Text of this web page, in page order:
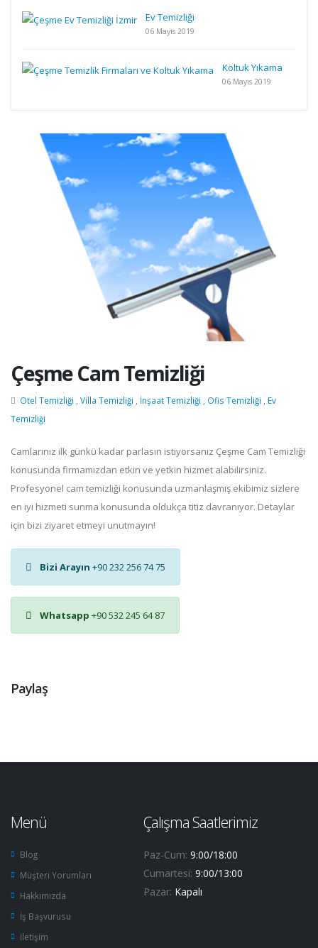
Ev Temizliği
06 Mayıs 2019
Koltuk Yıkama
06 Mayıs 2019
Çeşme Cam Temizliği
Otel Temizliği Villa Temizliği İnşaat Temizliği Ofis Temizliği
Ev
Temizliği
Camlarınız ilk günkü kadar parlasın istiyorsanız Çeşme Cam Temizliği
konusunda firmamızdan etkin ve yetkin hizmet alabilirsiniz.
Profesyonel cam temizliği konusunda uzmanlaşmış ekibimiz sizlere
en iyi hizmeti sunma konusunda oldukça titiz davranıyor. Detaylar
için bizi ziyaret etmeyi unutmayın!
Bizi Arayın +90 232 256 74 75
Whatsapp +90 532 245 64 87
Paylaş
Menü
Blog
Müşteri Yorumları
Hakkımızda
İş Başvurusu
İletişim
Çalışma Saatlerimiz
Paz-Cum: 9:00/18:00
Cumartesi: 9:00/13:00
Pazar: Kapalı